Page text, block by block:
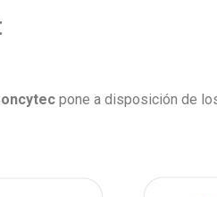
pone a disposición de